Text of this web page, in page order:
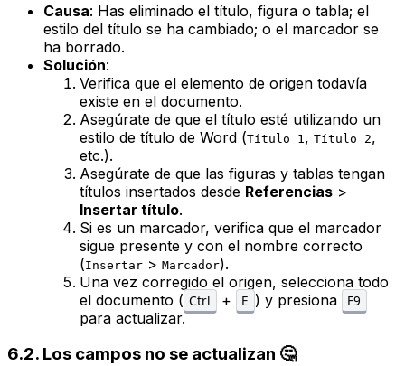
Causa: Has eliminado el título, figura o tabla; el
estilo del título se ha cambiado; o el marcador se
ha borrado.
Solución:
Verifica que el elemento de origen todavía
existe en el documento.
Asegúrate de que el título esté utilizando un
estilo de título de Word (Título 1 , Título 2,
etc.).
Asegúrate de que las figuras y tablas tengan
títulos insertados desde Referencias >
Insertar título.
Si es un marcador, verifica que el marcador
sigue presente y con el nombre correcto
(Insertar > Marcador).
Una vez corregido el origen, selecciona todo
el documento ( Ctrl + E ) y presiona F9
para actualizar.
6.2. Los campos no se actualizan 🤔